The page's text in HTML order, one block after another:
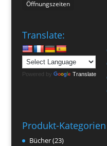
Öffnungszeiten
Translate:
Powered by Translate
Produkt-Kategorien
Bücher(23)